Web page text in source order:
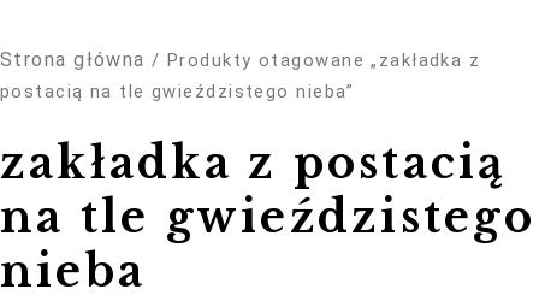
Strona główna / Produkty otagowane „zakładka z
postacią na tle gwieździstego nieba”
zakładka z postacią
na tle gwieździstego
nieba
Te pliki cookie
nie są
do
funkcjonowania
strony
internetowej.